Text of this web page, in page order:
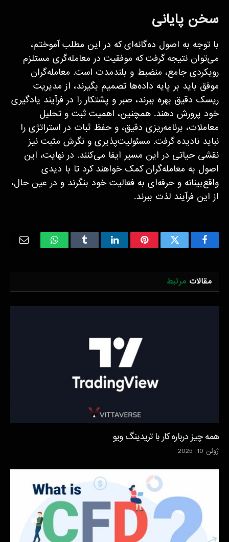
سخن پایانی
با توجه به اصول ده‌گانه‌ای که در این مطلب آموختم،
می‌توان نتیجه گرفت که موفقیت در معامله‌گری مستلزم
رویکردی جامع، منضبط و بلندمدت است. معامله‌گران
موفق باید بر پایه داده‌ها تصمیم بگیرند، از مدیریت
ریسک دقیق بهره ببرند، صبر و پشتکار را در فرآیند یادگیری
خود پرورش دهند. همچنین، اهمیت ثبت و تحلیل
معاملات، برنامه‌ریزی دقیق، و حفظ ثبات در استراتژی را
نباید نادیده گرفت. مسئولیت‌پذیری و نگرش مثبت نیز
نقشی حیاتی در این مسیر ایفا می‌کنند. در نهایت، این
اصول به معامله‌گران کمک خواهند کرد تا با دیدی
واقع‌بینانه و حرفه‌ای به فعالیت خود بنگرند و در عین حال،
از این فرآیند لذت ببرند.
Facebook
Twitter
Pinterest
LinkedIn
Tumblr
WhatsApp
مقالات مرتبط
همه چیز درباره کار با تریدینگ ویو
ژوئن 10, 2025